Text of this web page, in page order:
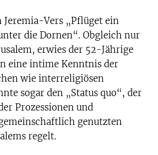
Vers „Pflüget ein
die Dornen“. Obgleich nur
erwies der 52-Jährige
eine intime Kenntnis der
wie interreligiösen
sogar den „Status quo“, der
Prozessionen und
genutzten
regelt.